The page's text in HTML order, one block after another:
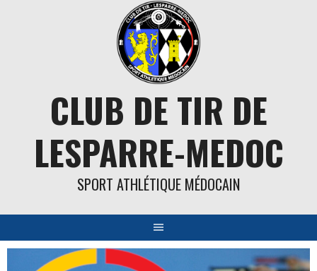
CLUB DE TIR DE
LESPARRE-MEDOC
SPORT ATHLÉTIQUE MÉDOCAIN